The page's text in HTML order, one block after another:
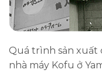
Quá trình sản xuất
nhà máy Kofu ở